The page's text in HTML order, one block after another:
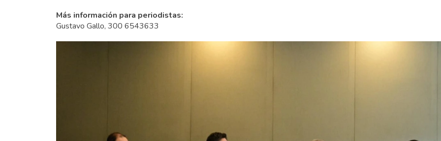
Más información para periodistas:
Gustavo Gallo, 300 6543633